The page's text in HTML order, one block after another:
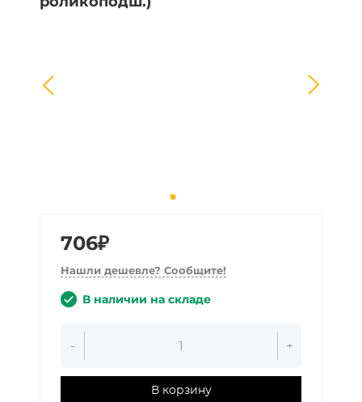
706₽
Нашли дешевле? Сообщите!
В наличии на складе
- +
В корзину